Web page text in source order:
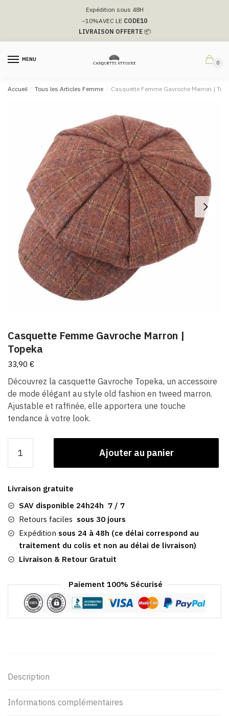
navigation
Expédition sous 48H
–10%AVEC LE CODE10
LIVRAISON OFFERTE📦
MENU
0
Accueil / Tous les Articles Femme / Casquette Femme Gavroche Marron​ |
Casquette Femme Gavroche Marron​ |
Topeka
33,90 €
Découvrez la casquette Gavroche Topeka, un accessoire
de mode élégant au style old fashion en tweed marron.
Ajustable et raffinée, elle apportera une touche
tendance à votre look.
Casquette
Gavroche
Marron​
|
Topeka
Ajouter au panier
Livraison gratuite
SAV disponible 24h24h 7 / 7
Retours faciles sous 30 jours
Expédition sous 24 à 48h (ce délai correspond au
traitement du colis et non au délai de livraison)
Livraison & Retour Gratuit
Paiement 100% Sécurisé
Description
Informations complémentaires